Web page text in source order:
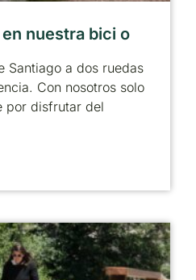
nuestra bici o
Santiago a dos ruedas
Con nosotros solo
por disfrutar del